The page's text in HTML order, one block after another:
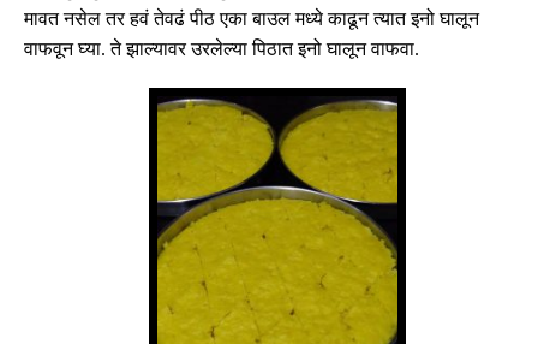
मावत नसेल तर हवं तेवढं पीठ एका बाउल मध्ये काढून त्यात इनो घालून
वाफवून घ्या.ते झाल्यावर उरलेल्या पिठात इनो घालून वाफवा.